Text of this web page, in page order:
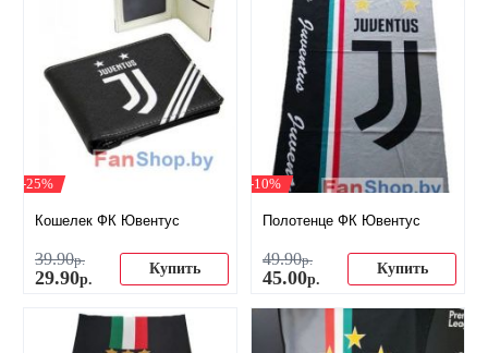
-25%
Кошелек ФК Ювентус
39.90р.
29.90р.
Купить
-10%
Полотенце ФК Ювентус
49.90р.
45.00р.
Купить